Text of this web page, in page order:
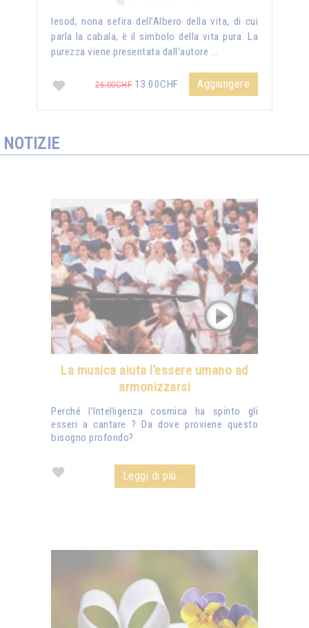
Iesod, nona sefira dell’Albero della vita, di cui
parla la cabala, è il simbolo della vita pura. La
purezza viene presentata dall'autore …
26.00CHF 13.00CHF Aggiungere
NOTIZIE
La musica aiuta l’essere umano ad
armonizzarsi
Perché l’Intelligenza cosmica ha spinto gli
esseri a cantare ? Da dove proviene questo
bisogno profondo?
Leggi di più ...